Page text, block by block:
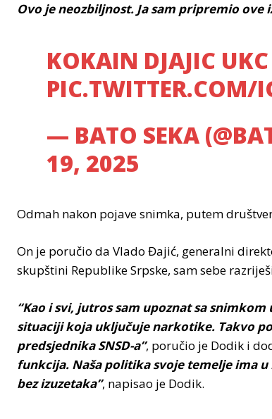
Ovo je neozbiljnost. Ja sam pripremio
KOKAIN DJAJIC
PIC.TWITTER.COM/
— BATO SEKA
19, 2025
Odmah nakon pojave snimka, putem
On je poručio da Vlado Đajić, generalni
skupštini Republike Srpske, sam sebe
“Kao i svi, jutros sam upoznat sa
situaciji koja uključuje narkotike. Takvo
predsjednika SNSD-a”, poručio je Dodik i
funkcija. Naša politika svoje temelje ima
bez izuzetaka”, napisao je Dodik.